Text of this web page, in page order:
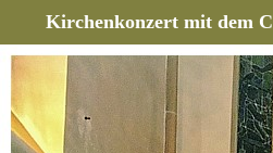
Kirchenkonzert mit dem